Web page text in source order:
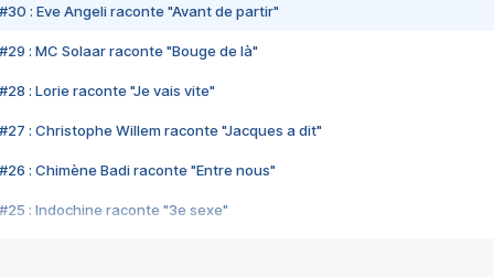
#30 : Eve Angeli raconte "Avant de partir"
#29 : MC Solaar raconte "Bouge de là"
#28 : Lorie raconte "Je vais vite"
#27 : Christophe Willem raconte "Jacques a dit"
#26 : Chimène Badi raconte "Entre nous"
#25 : Indochine raconte "3e sexe"